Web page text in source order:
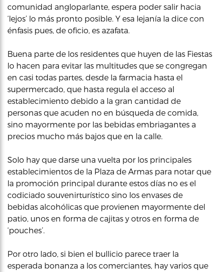
comunidad angloparlante, espera poder salir hacia
‘lejos’ lo más pronto posible. Y esa lejanía la dice con
énfasis pues, de oficio, es azafata.
Buena parte de los residentes que huyen de las Fiestas
lo hacen para evitar las multitudes que se congregan
en casi todas partes, desde la farmacia hasta el
supermercado, que hasta regula el acceso al
establecimiento debido a la gran cantidad de
personas que acuden no en búsqueda de comida,
sino mayormente por las bebidas embriagantes a
precios mucho más bajos que en la calle.
Solo hay que darse una vuelta por los principales
establecimientos de la Plaza de Armas para notar que
la promoción principal durante estos días no es el
codiciado souvenirturístico sino los envases de
bebidas alcohólicas que provienen mayormente del
patio, unos en forma de cajitas y otros en forma de
‘pouches’.
Por otro lado, si bien el bullicio parece traer la
esperada bonanza a los comerciantes, hay varios que